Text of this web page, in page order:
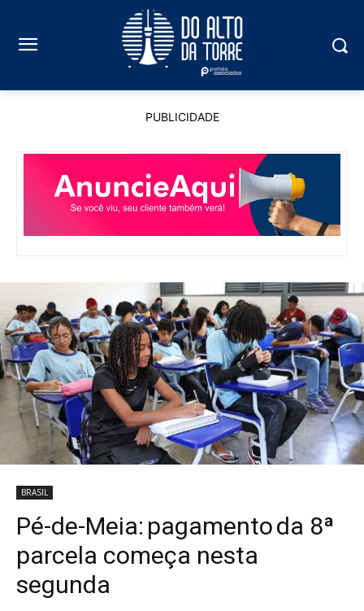
PUBLICIDADE
BRASIL
Pé-de-Meia: pagamento da 8ª
parcela começa nesta
segunda